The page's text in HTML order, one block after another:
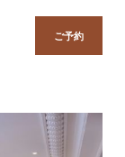
ご予約